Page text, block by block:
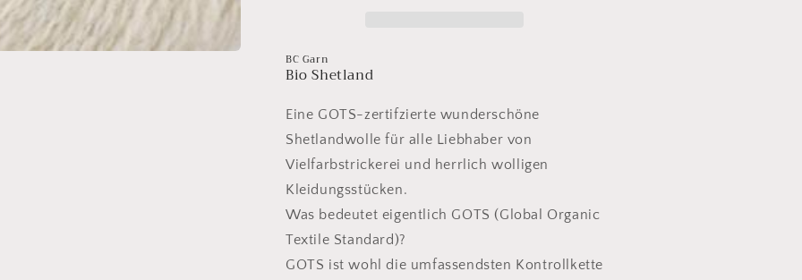
BC Garn
Bio Shetland
Eine GOTS-zertifzierte wunderschöne
Shetlandwolle für alle Liebhaber von
Vielfarbstrickerei und herrlich wolligen
Kleidungsstücken.
Was bedeutet eigentlich GOTS (Global Organic
Textile Standard)?
GOTS ist wohl die umfassendsten Kontrollkette